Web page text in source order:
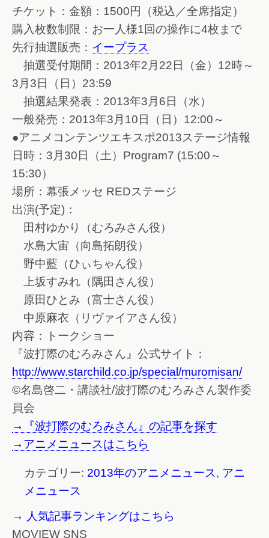
チケット：金額：1500円（税込／全席指定）
購入枚数制限：お一人様1回の操作に4枚まで
先行抽選販売： イープラス
抽選受付期間：2013年2月22日（金）12時～
3月3日（日）23:59
抽選結果発表：2013年3月6日（水）
一般発売：2013年3月10日（日）12:00～
●アニメコンテンツエキスポ2013ステージ情報
日時：3月30日（土）Program7 (15:00～
15:30）
場所：幕張メッセ REDステージ
出演(予定)：
田村ゆかり（むろみさん役）
水島大宙（向島拓朗役）
野中藍（ひぃちゃん役）
上坂すみれ（隅田さん役）
原田ひとみ（富士さん役）
中原麻衣（リヴァイアさん役）
内容：トークショー
『波打際のむろみさん』公式サイト：
http://www.starchild.co.jp/special/muromisan/
©名島啓二・講談社/波打際のむろみさん製作委
員会
→『波打際のむろみさん』の記事を探す
→アニメニュースはこちら
カテゴリー: 2013年のアニメニュース, アニ
メニュース
→ 人気記事ランキングはこちら
MOVIEW SNS